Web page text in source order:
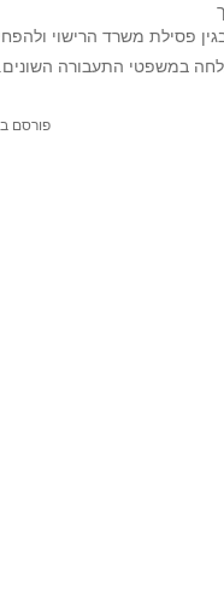
פסילת משרד הרישוי
במשפטי התעבורה השונים.
פורסם